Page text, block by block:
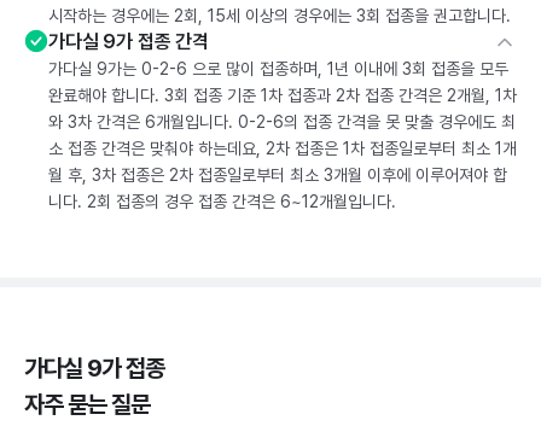
시작하는 경우에는 2회, 15세 이상의 경우에는 3회 접종을 권고합니다.
가다실 9가 접종 간격
가다실 9가는 0-2-6 으로 많이 접종하며, 1년 이내에 3회 접종을 모두
완료해야 합니다. 3회 접종 기준 1차 접종과 2차 접종 간격은 2개월, 1차
와 3차 간격은 6개월입니다. 0-2-6의 접종 간격을 못 맞출 경우에도 최
소 접종 간격은 맞춰야 하는데요, 2차 접종은 1차 접종일로부터 최소 1개
월 후, 3차 접종은 2차 접종일로부터 최소 3개월 이후에 이루어져야 합
니다. 2회 접종의 경우 접종 간격은 6~12개월입니다.
가다실 9가 접종
자주 묻는 질문